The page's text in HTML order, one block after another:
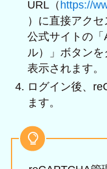
URL（ https://
）に直接アク
公式サイトの
ル）」ボタン
表示されます。
ログイン後、
ます。